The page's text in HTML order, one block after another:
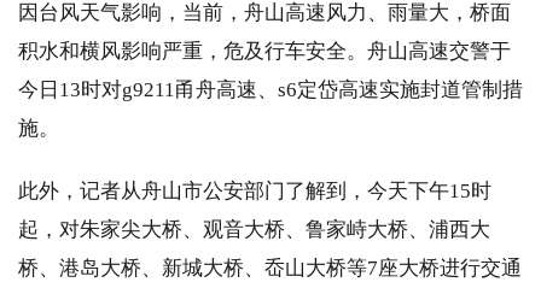
因台风天气影响，当前，舟山高速风力、雨量大，桥面
积水和横风影响严重，危及行车安全。舟山高速交警于
今日13时对g9211甬舟高速、s6定岱高速实施封道管制措
施。
此外，记者从舟山市公安部门了解到，今天下午15时
起，对朱家尖大桥、观音大桥、鲁家峙大桥、浦西大
桥、港岛大桥、新城大桥、岙山大桥等7座大桥进行交通